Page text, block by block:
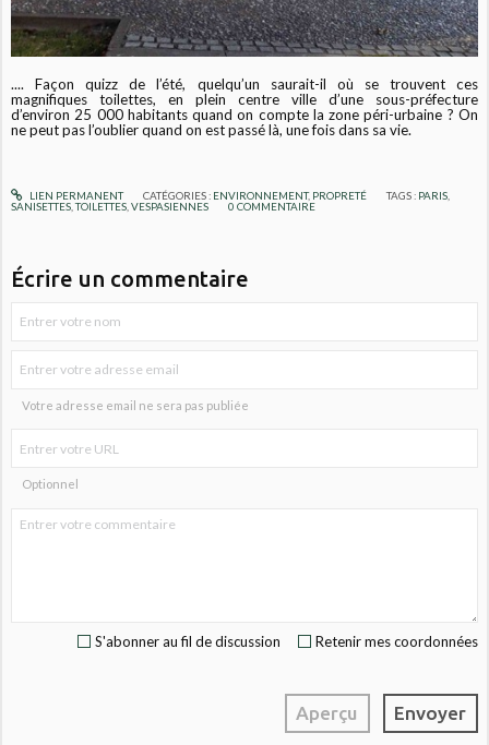
.... Façon quizz de l’été, quelqu’un saurait-il où se trouvent ces
magnifiques toilettes, en plein centre ville d’une sous-préfecture
d’environ 25 000 habitants quand on compte la zone péri-urbaine ? On
ne peut pas l’oublier quand on est passé là, une fois dans sa vie.
LIEN PERMANENT CATÉGORIES : ENVIRONNEMENT, PROPRETÉ TAGS : PARIS
SANISETTES ,TOILETTES ,VESPASIENNES 0 COMMENTAIRE
Écrire un commentaire
Votre adresse email ne sera pas publiée
Optionnel
Retenir mes coordonnées
S'abonner au fil de discussion